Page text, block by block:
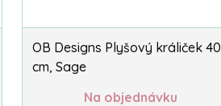
OB Designs Plyšový králiček 40
cm, Sage
Na objednávku